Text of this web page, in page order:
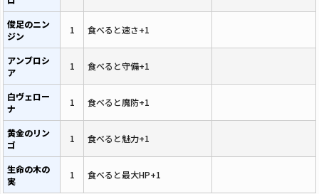
俊足のニン
ジン
1 食べると速さ+1
アンブロシ
ア
1 食べると守備+1
白ヴェロー
ナ
1 食べると魔防+1
黄金のリン
ゴ
1 食べると魅力+1
生命の木の
実
1 食べると最大HP+1